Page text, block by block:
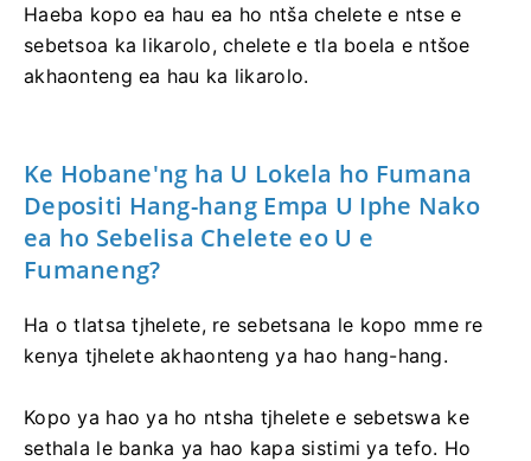
​​Haeba kopo ea hau ea ho ntša chelete e ntse e
sebetsoa ka likarolo, chelete e tla boela e ntšoe
akhaonteng ea hau ka likarolo.
Ke Hobane'ng ha U Lokela ho Fumana
Depositi Hang-hang Empa U Iphe Nako
ea ho Sebelisa Chelete eo U e
Fumaneng?
Ha o tlatsa tjhelete, re sebetsana le kopo mme re
kenya tjhelete akhaonteng ya hao hang-hang.
Kopo ya hao ya ho ntsha tjhelete e sebetswa ke
sethala le banka ya hao kapa sistimi ya tefo. Ho